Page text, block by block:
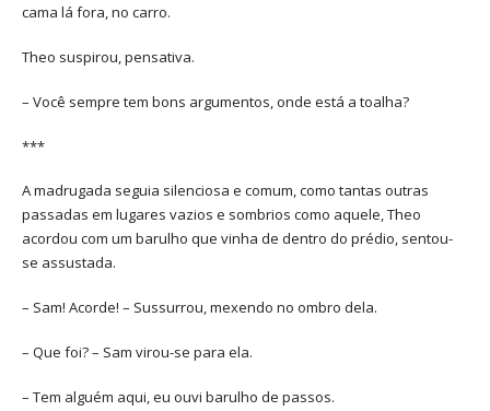
cama lá fora, no carro.
Theo suspirou, pensativa.
– Você sempre tem bons argumentos, onde está a toalha?
***
A madrugada seguia silenciosa e comum, como tantas outras
passadas em lugares vazios e sombrios como aquele, Theo
acordou com um barulho que vinha de dentro do prédio, sentou-
se assustada.
– Sam! Acorde! – Sussurrou, mexendo no ombro dela.
– Que foi? – Sam virou-se para ela.
– Tem alguém aqui, eu ouvi barulho de passos.